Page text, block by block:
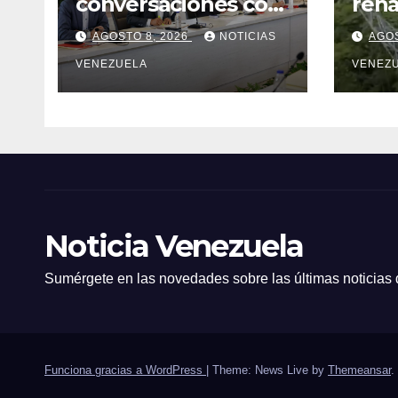
delegación de la
Asamblea Nacional
de 2015
AGOSTO 8, 2026 NOTICIAS
VENEZUELA
Noticia Venezuela
Sumérgete en las novedades sobre las últimas noticias
Funciona gracias a WordPress Theme: News Live by Themeansar.